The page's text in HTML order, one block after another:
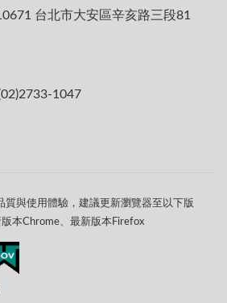
台北市大安區辛亥路三段81
1047
質與使用體驗，建議更新瀏覽器至以下版
本Chrome、最新版本Firefox